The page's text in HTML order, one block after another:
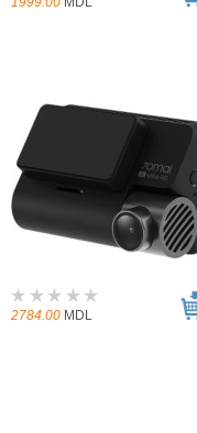
2784.00 MDL